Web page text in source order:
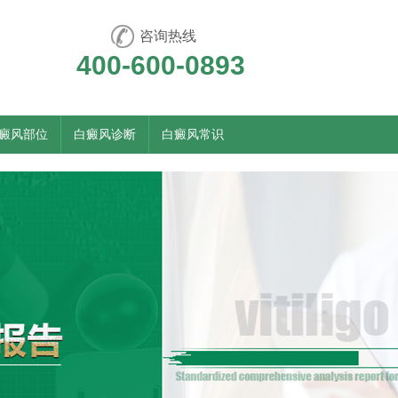
咨询热线
400-600-0893
风部位 白癜风诊断 白癜风常识